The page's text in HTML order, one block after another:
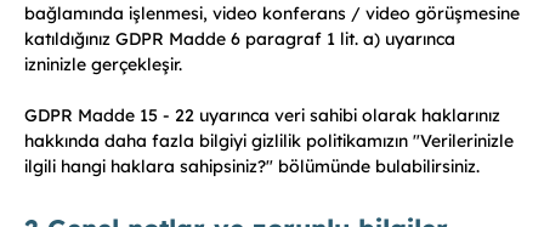
bağlamında işlenmesi, video konferans / video görüşmesine
katıldığınız GDPR Madde 6 paragraf 1 lit. a) uyarınca
izninizle gerçekleşir.
GDPR Madde 15 - 22 uyarınca veri sahibi olarak haklarınız
hakkında daha fazla bilgiyi gizlilik politikamızın "Verilerinizle
ilgili hangi haklara sahipsiniz?" bölümünde bulabilirsiniz.